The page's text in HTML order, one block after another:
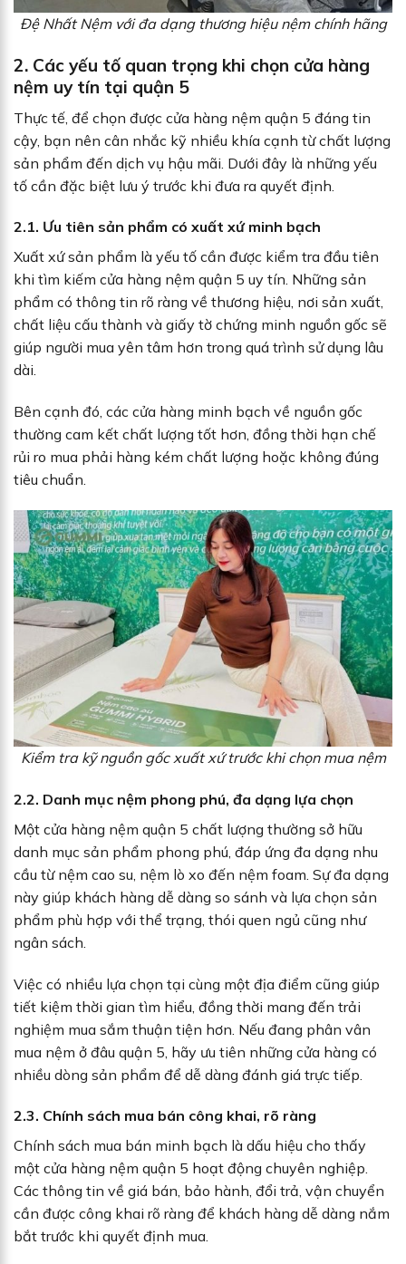
Đệ Nhất Nệm với đa dạng thương hiệu nệm chính hãng
2. Các yếu tố quan trọng khi chọn cửa hàng
nệm uy tín tại quận 5
Thực tế, để chọn được cửa hàng nệm quận 5 đáng tin
cậy, bạn nên cân nhắc kỹ nhiều khía cạnh từ chất lượng
sản phẩm đến dịch vụ hậu mãi. Dưới đây là những yếu
tố cần đặc biệt lưu ý trước khi đưa ra quyết định.
2.1. Ưu tiên sản phẩm có xuất xứ minh bạch
Xuất xứ sản phẩm là yếu tố cần được kiểm tra đầu tiên
khi tìm kiếm cửa hàng nệm quận 5 uy tín. Những sản
phẩm có thông tin rõ ràng về thương hiệu, nơi sản xuất,
chất liệu cấu thành và giấy tờ chứng minh nguồn gốc sẽ
giúp người mua yên tâm hơn trong quá trình sử dụng lâu
dài.
Bên cạnh đó, các cửa hàng minh bạch về nguồn gốc
thường cam kết chất lượng tốt hơn, đồng thời hạn chế
rủi ro mua phải hàng kém chất lượng hoặc không đúng
tiêu chuẩn.
Kiểm tra kỹ nguồn gốc xuất xứ trước khi chọn mua nệm
2.2. Danh mục nệm phong phú, đa dạng lựa chọn
Một cửa hàng nệm quận 5 chất lượng thường sở hữu
danh mục sản phẩm phong phú, đáp ứng đa dạng nhu
cầu từ nệm cao su, nệm lò xo đến nệm foam. Sự đa dạng
này giúp khách hàng dễ dàng so sánh và lựa chọn sản
phẩm phù hợp với thể trạng, thói quen ngủ cũng như
ngân sách.
Việc có nhiều lựa chọn tại cùng một địa điểm cũng giúp
tiết kiệm thời gian tìm hiểu, đồng thời mang đến trải
nghiệm mua sắm thuận tiện hơn. Nếu đang phân vân
mua nệm ở đâu quận 5, hãy ưu tiên những cửa hàng có
nhiều dòng sản phẩm để dễ dàng đánh giá trực tiếp.
2.3. Chính sách mua bán công khai, rõ ràng
Chính sách mua bán minh bạch là dấu hiệu cho thấy
một cửa hàng nệm quận 5 hoạt động chuyên nghiệp.
Các thông tin về giá bán, bảo hành, đổi trả, vận chuyển
cần được công khai rõ ràng để khách hàng dễ dàng nắm
bắt trước khi quyết định mua.